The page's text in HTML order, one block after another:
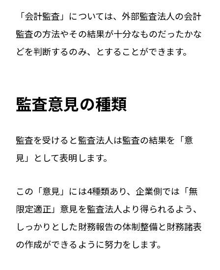
「会計監査」については、外部監査法人の会計
監査の方法やその結果が十分なものだったかな
どを判断するのみ、とすることができます。
監査意見の種類
監査を受けると監査法人は監査の結果を「意
見」として表明します。
この「意見」には4種類あり、企業側では「無
限定適正」意見を監査法人より得られるよう、
しっかりとした財務報告の体制整備と財務諸表
の作成ができるように努力をします。